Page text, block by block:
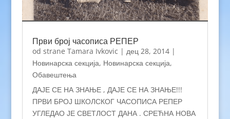
Први број часописа РЕПЕР
od strane Tamara Ivkovic | дец 28, 2014|
Новинарска секција, Новинарска секција,
Обавештења
ДАЈЕ СЕ НА ЗНАЊЕ , ДАЈЕ СЕ НА ЗНАЊЕ!!!
ПРВИ БРОЈ ШКОЛСКОГ ЧАСОПИСА РЕПЕР
УГЛЕДАО ЈЕ СВЕТЛОСТ ДАНА . СРЕЋНА НОВА